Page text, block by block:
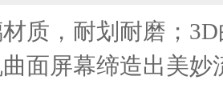
质，耐划耐磨；
面屏幕缔造出美